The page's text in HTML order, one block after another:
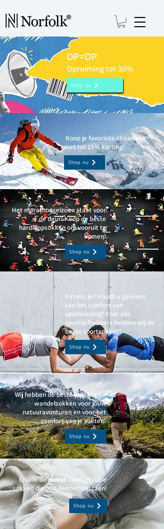
OP=OP
Opruiming tot 30%
Shop nu
Koop je favoriete skisokken
met tot 15% korting!
Shop nu
Het marathonseizoen staat voor
de deur! Koop de beste
hardloopsokken om vooruit te
komen!
Shop nu
Fitness je? Houdt u gewoon
van het comfort van
sportkleding? Voor alle
sportliefhebbers hebben wij de
beste sportsokken!
Shop nu
Wij hebben de beste anti-blaren
wandelsokken voor jouw
natuuravonturen en voor het
comfort van je voeten!
Shop nu
Ervaar de meest comfortabele
sokken die ooit hebben bestaan!
Shop nu